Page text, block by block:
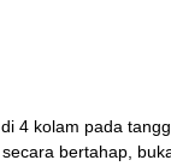
4 kolam pada
bertahap,